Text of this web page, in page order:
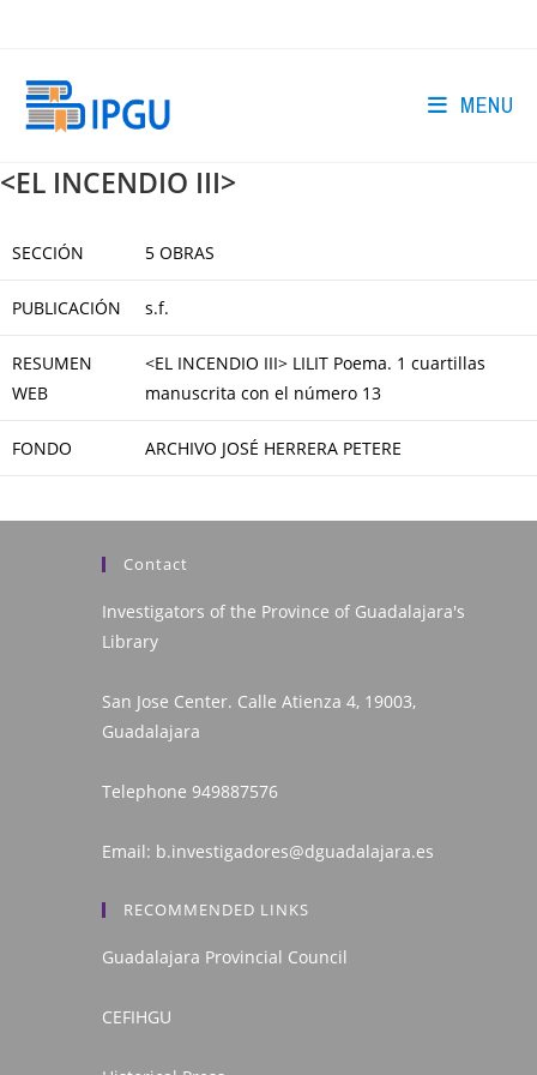
MENU
<EL INCENDIO III>
SECCIÓN 5 OBRAS
PUBLICACIÓN s.f.
RESUMEN
WEB
<EL INCENDIO III> LILIT Poema. 1 cuartillas
manuscrita con el número 13
FONDO ARCHIVO JOSÉ HERRERA PETERE
Contact
Investigators of the Province of Guadalajara's
Library
San Jose Center. Calle Atienza 4, 19003,
Guadalajara
Telephone 949887576
Email: b.investigadores@dguadalajara.es
RECOMMENDED LINKS
Guadalajara Provincial Council
CEFIHGU